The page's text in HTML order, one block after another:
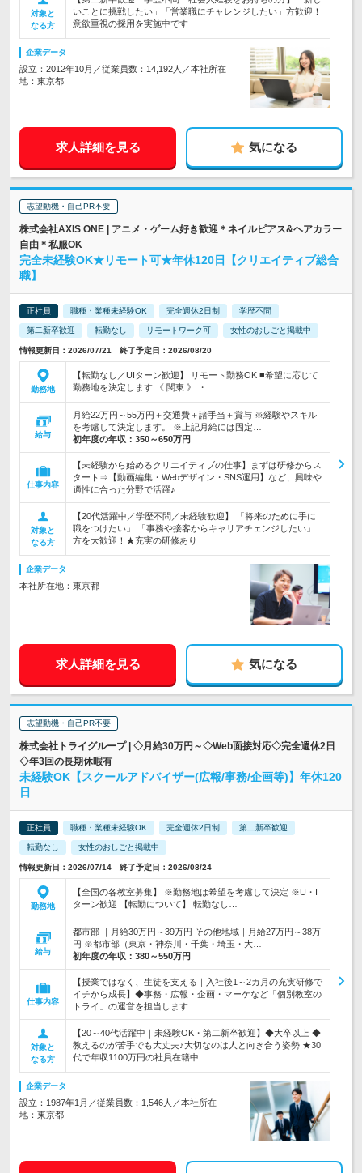
対象と
なる方
いことに挑戦したい」「営業職にチャレンジしたい」方歓迎！
意欲重視の採用を実施中です
企業データ
設立：2012年10月／従業員数：14,192人／本社所在
地：東京都
求人詳細を見る 気になる
志望動機・自己PR不要
株式会社AXIS ONE | アニメ・ゲーム好き歓迎＊ネイルピアス&ヘアカラー
自由＊私服OK
完全未経験OK★リモート可★年休120日【クリエイティブ総合
職】
正社員 職種・業種未経験OK 完全週休2日制 学歴不問
第二新卒歓迎 転勤なし リモートワーク可 女性のおしごと掲載中
情報更新日：2026/07/21 終了予定日：2026/08/20
勤務地
【転勤なし／UIターン歓迎】 リモート勤務OK ■希望に応じて
勤務地を決定します 《 関東 》 ・…
給与
月給22万円～55万円＋交通費＋諸手当＋賞与 ※経験やスキル
を考慮して決定します。 ※上記月給には固定…
初年度の年収： 350～650万円
仕事内容
【未経験から始めるクリエイティブの仕事】まずは研修からス
タート⇒【動画編集・Webデザイン・SNS運用】など、興味や
適性に合った分野で活躍♪
対象と
なる方
【20代活躍中／学歴不問／未経験歓迎】 「将来のために手に
職をつけたい」 「事務や接客からキャリアチェンジしたい」
方を大歓迎！★充実の研修あり
企業データ
本社所在地：東京都
求人詳細を見る 気になる
志望動機・自己PR不要
株式会社トライグループ | ◇月給30万円～◇Web面接対応◇完全週休2日
◇年3回の長期休暇有
未経験OK【スクールアドバイザー(広報/事務/企画等)】年休120
日
正社員 職種・業種未経験OK 完全週休2日制 第二新卒歓迎
転勤なし 女性のおしごと掲載中
情報更新日：2026/07/14 終了予定日：2026/08/24
勤務地
【全国の各教室募集】 ※勤務地は希望を考慮して決定 ※U・I
ターン歓迎 【転勤について】 転勤なし…
給与
都市部 ｜月給30万円～39万円 その他地域｜月給27万円～38万
円 ※都市部（東京・神奈川・千葉・埼玉・大…
初年度の年収： 380～550万円
仕事内容
【授業ではなく、生徒を支える｜入社後1～2カ月の充実研修で
イチから成長】◆事務・広報・企画・マーケなど「個別教室の
トライ」の運営を担当します
対象と
なる方
【20～40代活躍中｜未経験OK・第二新卒歓迎】◆大卒以上 ◆
教えるのが苦手でも大丈夫♪大切なのは人と向き合う姿勢 ★30
代で年収1100万円の社員在籍中
企業データ
設立：1987年1月／従業員数：1,546人／本社所在
地：東京都